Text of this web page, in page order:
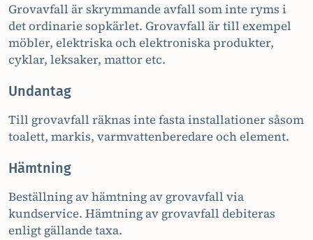
Grovavfall är skrymmande avfall som inte ryms i
det ordinarie sopkärlet. Grovavfall är till exempel
möbler, elektriska och elektroniska produkter,
cyklar, leksaker, mattor etc.
Undantag
Till grovavfall räknas inte fasta installationer såsom
toalett, markis, varmvattenberedare och element.
Hämtning
Beställning av hämtning av grovavfall via
kundservice. Hämtning av grovavfall debiteras
enligt gällande taxa.